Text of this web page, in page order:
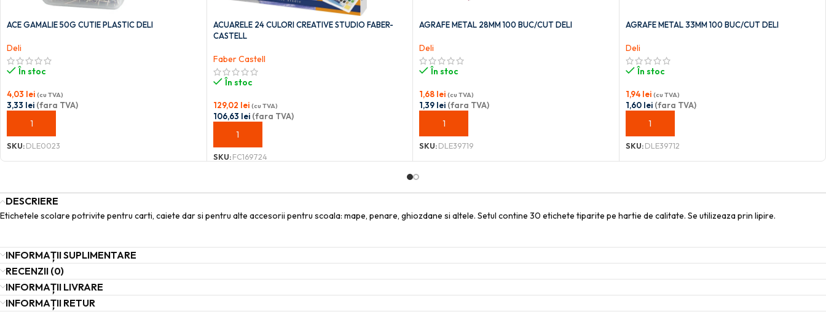
ACE GAMALIE 50G CUTIE PLASTIC DELI
Deli
În stoc
4,03 lei (cu TVA)
3,33 lei (fara TVA)
ADAUGĂ ÎN COȘ
SKU:DLE0023
ACUARELE 24 CULORI CREATIVE STUDIO FABER-
CASTELL
Faber Castell
În stoc
129,02 lei (cu TVA)
106,63 lei(fara TVA)
ADAUGĂ ÎN COȘ
SKU:FC169724
AGRAFE METAL 28MM 100 BUC/CUT DELI
Deli
În stoc
1,68 lei (cu TVA)
1,39 lei (fara TVA)
ADAUGĂ ÎN COȘ
SKU:DLE39719
AGRAFE METAL 33MM 100 BUC/CUT DELI
Deli
În stoc
1,94 lei (cu TVA)
1,60 lei(fara TVA)
ADAUGĂ ÎN COȘ
SKU:DLE39712
DESCRIERE
Etichetele scolare potrivite pentru carti, caiete dar si pentru alte accesorii pentru scoala: mape, penare, ghiozdane si altele. Setul contine 30 etichete tiparite pe hartie de calitate. Se utilizeaza prin lipire.
INFORMAȚII SUPLIMENTARE
RECENZII (0)
INFORMAȚII LIVRARE
INFORMAȚII RETUR